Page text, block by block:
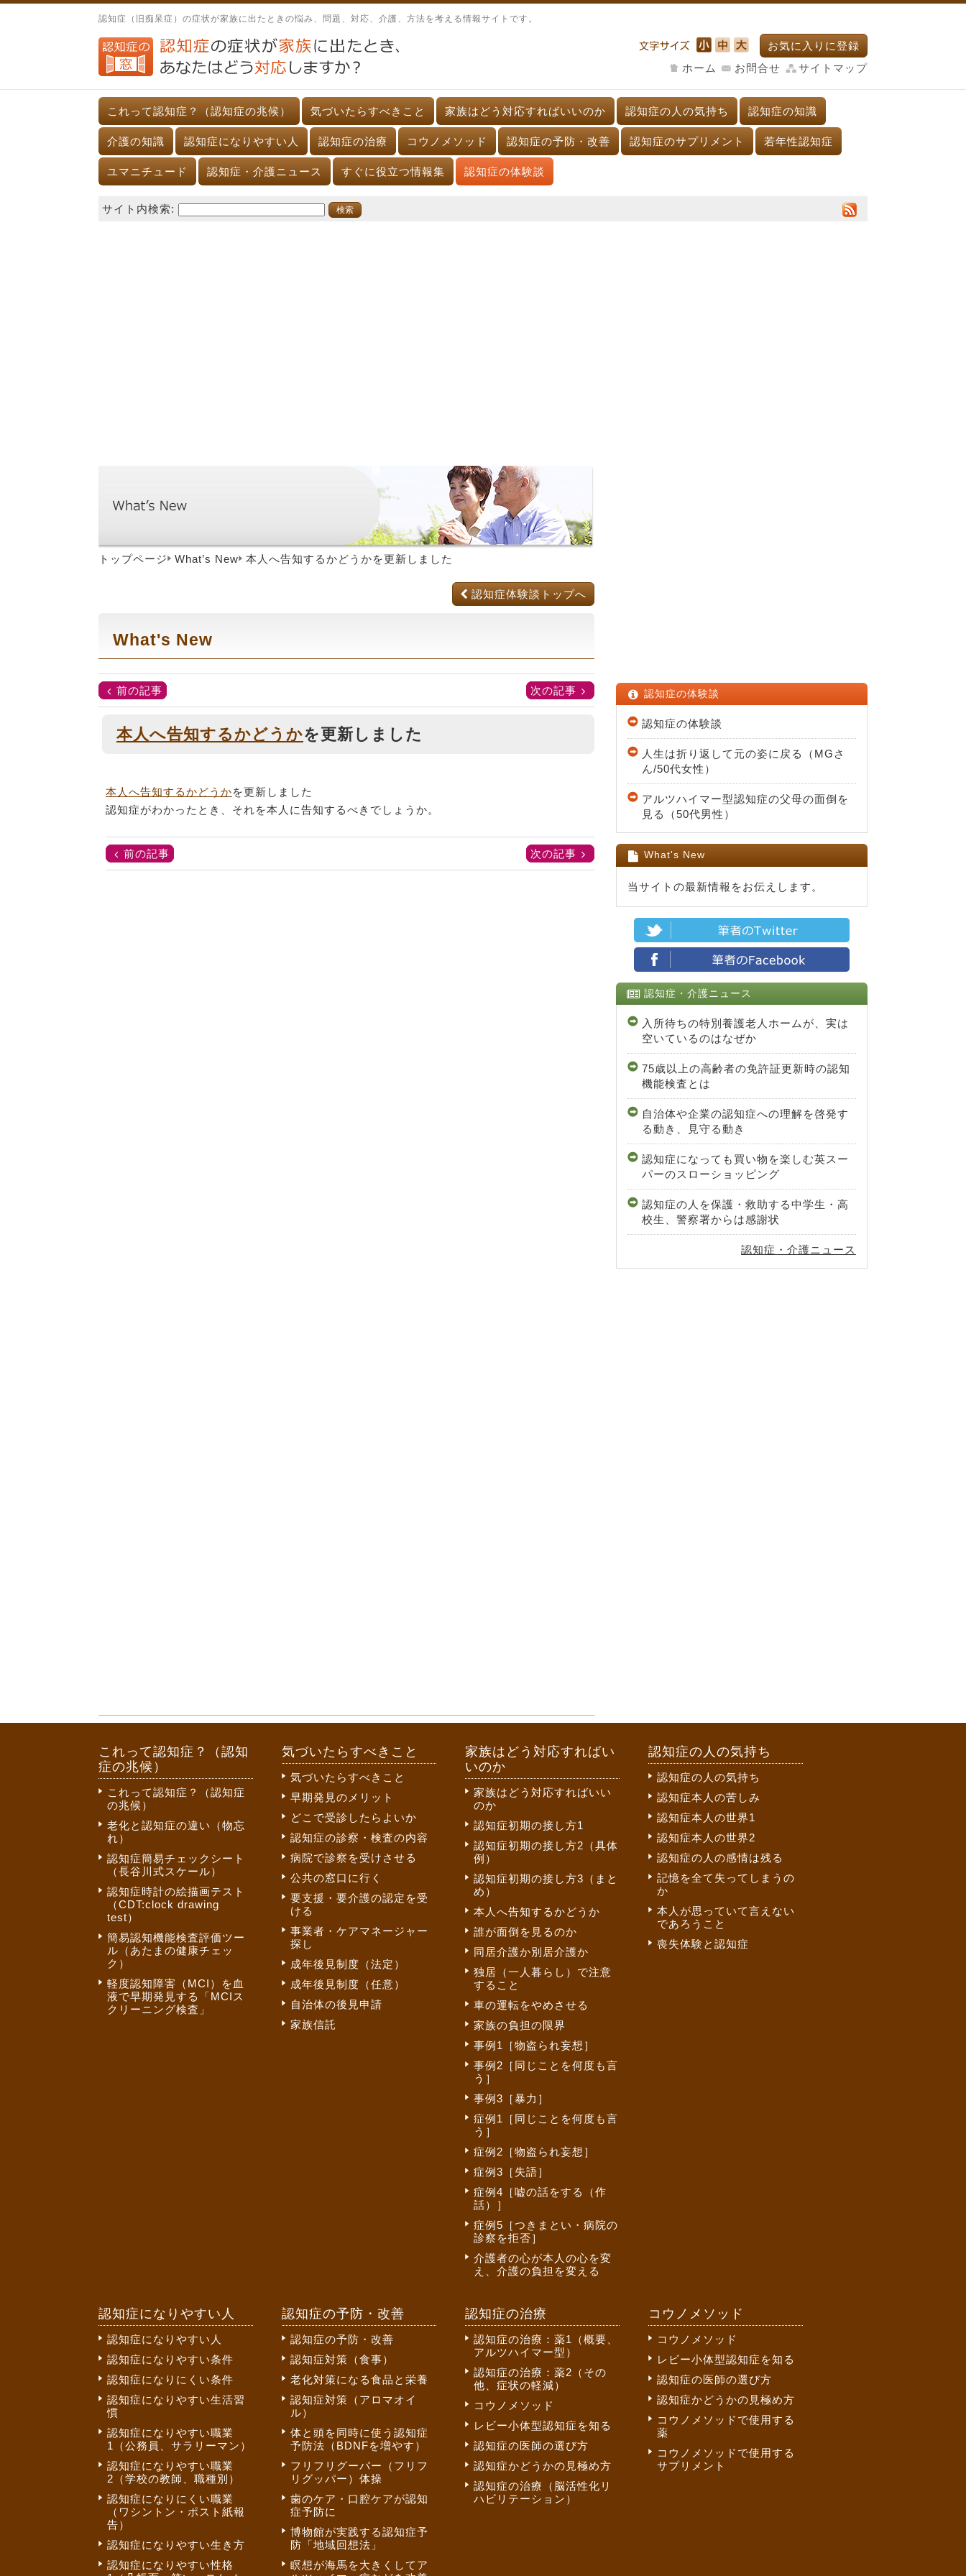
認知症（旧痴呆症）の症状が家族に出たときの悩み、問題、対応、介護、方法を考える情報サイトです。
お気に入りに登録
ホーム
お問合せ サイトマップ
これって認知症？（認知症の兆候） 気づいたらすべきこと 家族はどう対応すればいいのか 認知症の人の気持ち 認知症の知識
介護の知識 認知症になりやすい人 認知症の治療 コウノメソッド 認知症の予防・改善 認知症のサプリメント 若年性認知症
ユマニチュード 認知症・介護ニュース すぐに役立つ情報集 認知症の体験談
サイト内検索:
トップページ What’s New 本人へ告知するかどうかを更新しました
認知症体験談トップへ
What's New
次の記事
前の記事
本人へ告知するかどうかを更新しました
本人へ告知するかどうかを更新しました
認知症がわかったとき、それを本人に告知するべきでしょうか。
次の記事
前の記事
認知症の体験談
認知症の体験談
人生は折り返して元の姿に戻る（MGさ
ん/50代女性）
アルツハイマー型認知症の父母の面倒を
見る（50代男性）
What's New
当サイトの最新情報をお伝えします。
認知症・介護ニュース
入所待ちの特別養護老人ホームが、実は
空いているのはなぜか
75歳以上の高齢者の免許証更新時の認知
機能検査とは
自治体や企業の認知症への理解を啓発す
る動き、見守る動き
認知症になっても買い物を楽しむ英スー
パーのスローショッピング
認知症の人を保護・救助する中学生・高
校生、警察署からは感謝状
認知症・介護ニュース
これって認知症？（認知
症の兆候）
これって認知症？（認知症
の兆候）
老化と認知症の違い（物忘
れ）
認知症簡易チェックシート
（長谷川式スケール）
認知症時計の絵描画テスト
（CDT:clock drawing
test）
簡易認知機能検査評価ツー
ル（あたまの健康チェッ
ク）
軽度認知障害（MCI）を血
液で早期発見する「MCIス
クリーニング検査」
気づいたらすべきこと
気づいたらすべきこと
早期発見のメリット
どこで受診したらよいか
認知症の診察・検査の内容
病院で診察を受けさせる
公共の窓口に行く
要支援・要介護の認定を受
ける
事業者・ケアマネージャー
探し
成年後見制度（法定）
成年後見制度（任意）
自治体の後見申請
家族信託
家族はどう対応すればい
いのか
家族はどう対応すればいい
のか
認知症初期の接し方1
認知症初期の接し方2（具体
例）
認知症初期の接し方3（まと
め）
本人へ告知するかどうか
誰が面倒を見るのか
同居介護か別居介護か
独居（一人暮らし）で注意
すること
車の運転をやめさせる
家族の負担の限界
事例1［物盗られ妄想］
事例2［同じことを何度も言
う］
事例3［暴力］
症例1［同じことを何度も言
う］
症例2［物盗られ妄想］
症例3［失語］
症例4［嘘の話をする（作
話）］
症例5［つきまとい・病院の
診察を拒否］
介護者の心が本人の心を変
え、介護の負担を変える
認知症の人の気持ち
認知症の人の気持ち
認知症本人の苦しみ
認知症本人の世界1
認知症本人の世界2
認知症の人の感情は残る
記憶を全て失ってしまうの
か
本人が思っていて言えない
であろうこと
喪失体験と認知症
認知症になりやすい人
認知症になりやすい人
認知症になりやすい条件
認知症になりにくい条件
認知症になりやすい生活習
慣
認知症になりやすい職業
1（公務員、サラリーマン）
認知症になりやすい職業
2（学校の教師、職種別）
認知症になりにくい職業
（ワシントン・ポスト紙報
告）
認知症になりやすい生き方
認知症になりやすい性格
認知症の予防・改善
認知症の予防・改善
認知症対策（食事）
老化対策になる食品と栄養
認知症対策（アロマオイ
ル）
体と頭を同時に使う認知症
予防法（BDNFを増やす）
フリフリグーパー（フリフ
リグッパー）体操
歯のケア・口腔ケアが認知
症予防に
博物館が実践する認知症予
防「地域回想法」
瞑想が海馬を大きくしてア
認知症の治療
認知症の治療：薬1（概要、
アルツハイマー型）
認知症の治療：薬2（その
他、症状の軽減）
コウノメソッド
レビー小体型認知症を知る
認知症の医師の選び方
認知症かどうかの見極め方
認知症の治療（脳活性化リ
ハビリテーション）
コウノメソッド
コウノメソッド
レビー小体型認知症を知る
認知症の医師の選び方
認知症かどうかの見極め方
コウノメソッドで使用する
薬
コウノメソッドで使用する
サプリメント